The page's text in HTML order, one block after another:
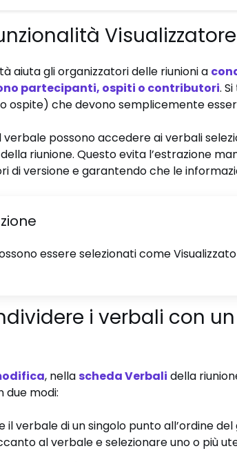
aiuta gli organizzatori delle riunioni a
partecipanti, ospiti o contributori.
ospite) che devono semplicemente
verbale possono accedere ai verbali
riunione. Questo evita l’estrazione
di versione e garantendo che le
essere selezionati come
i verbali con
, nella scheda Verbali della
due modi:
il verbale di un singolo punto all’ordine
al verbale e selezionare uno o più